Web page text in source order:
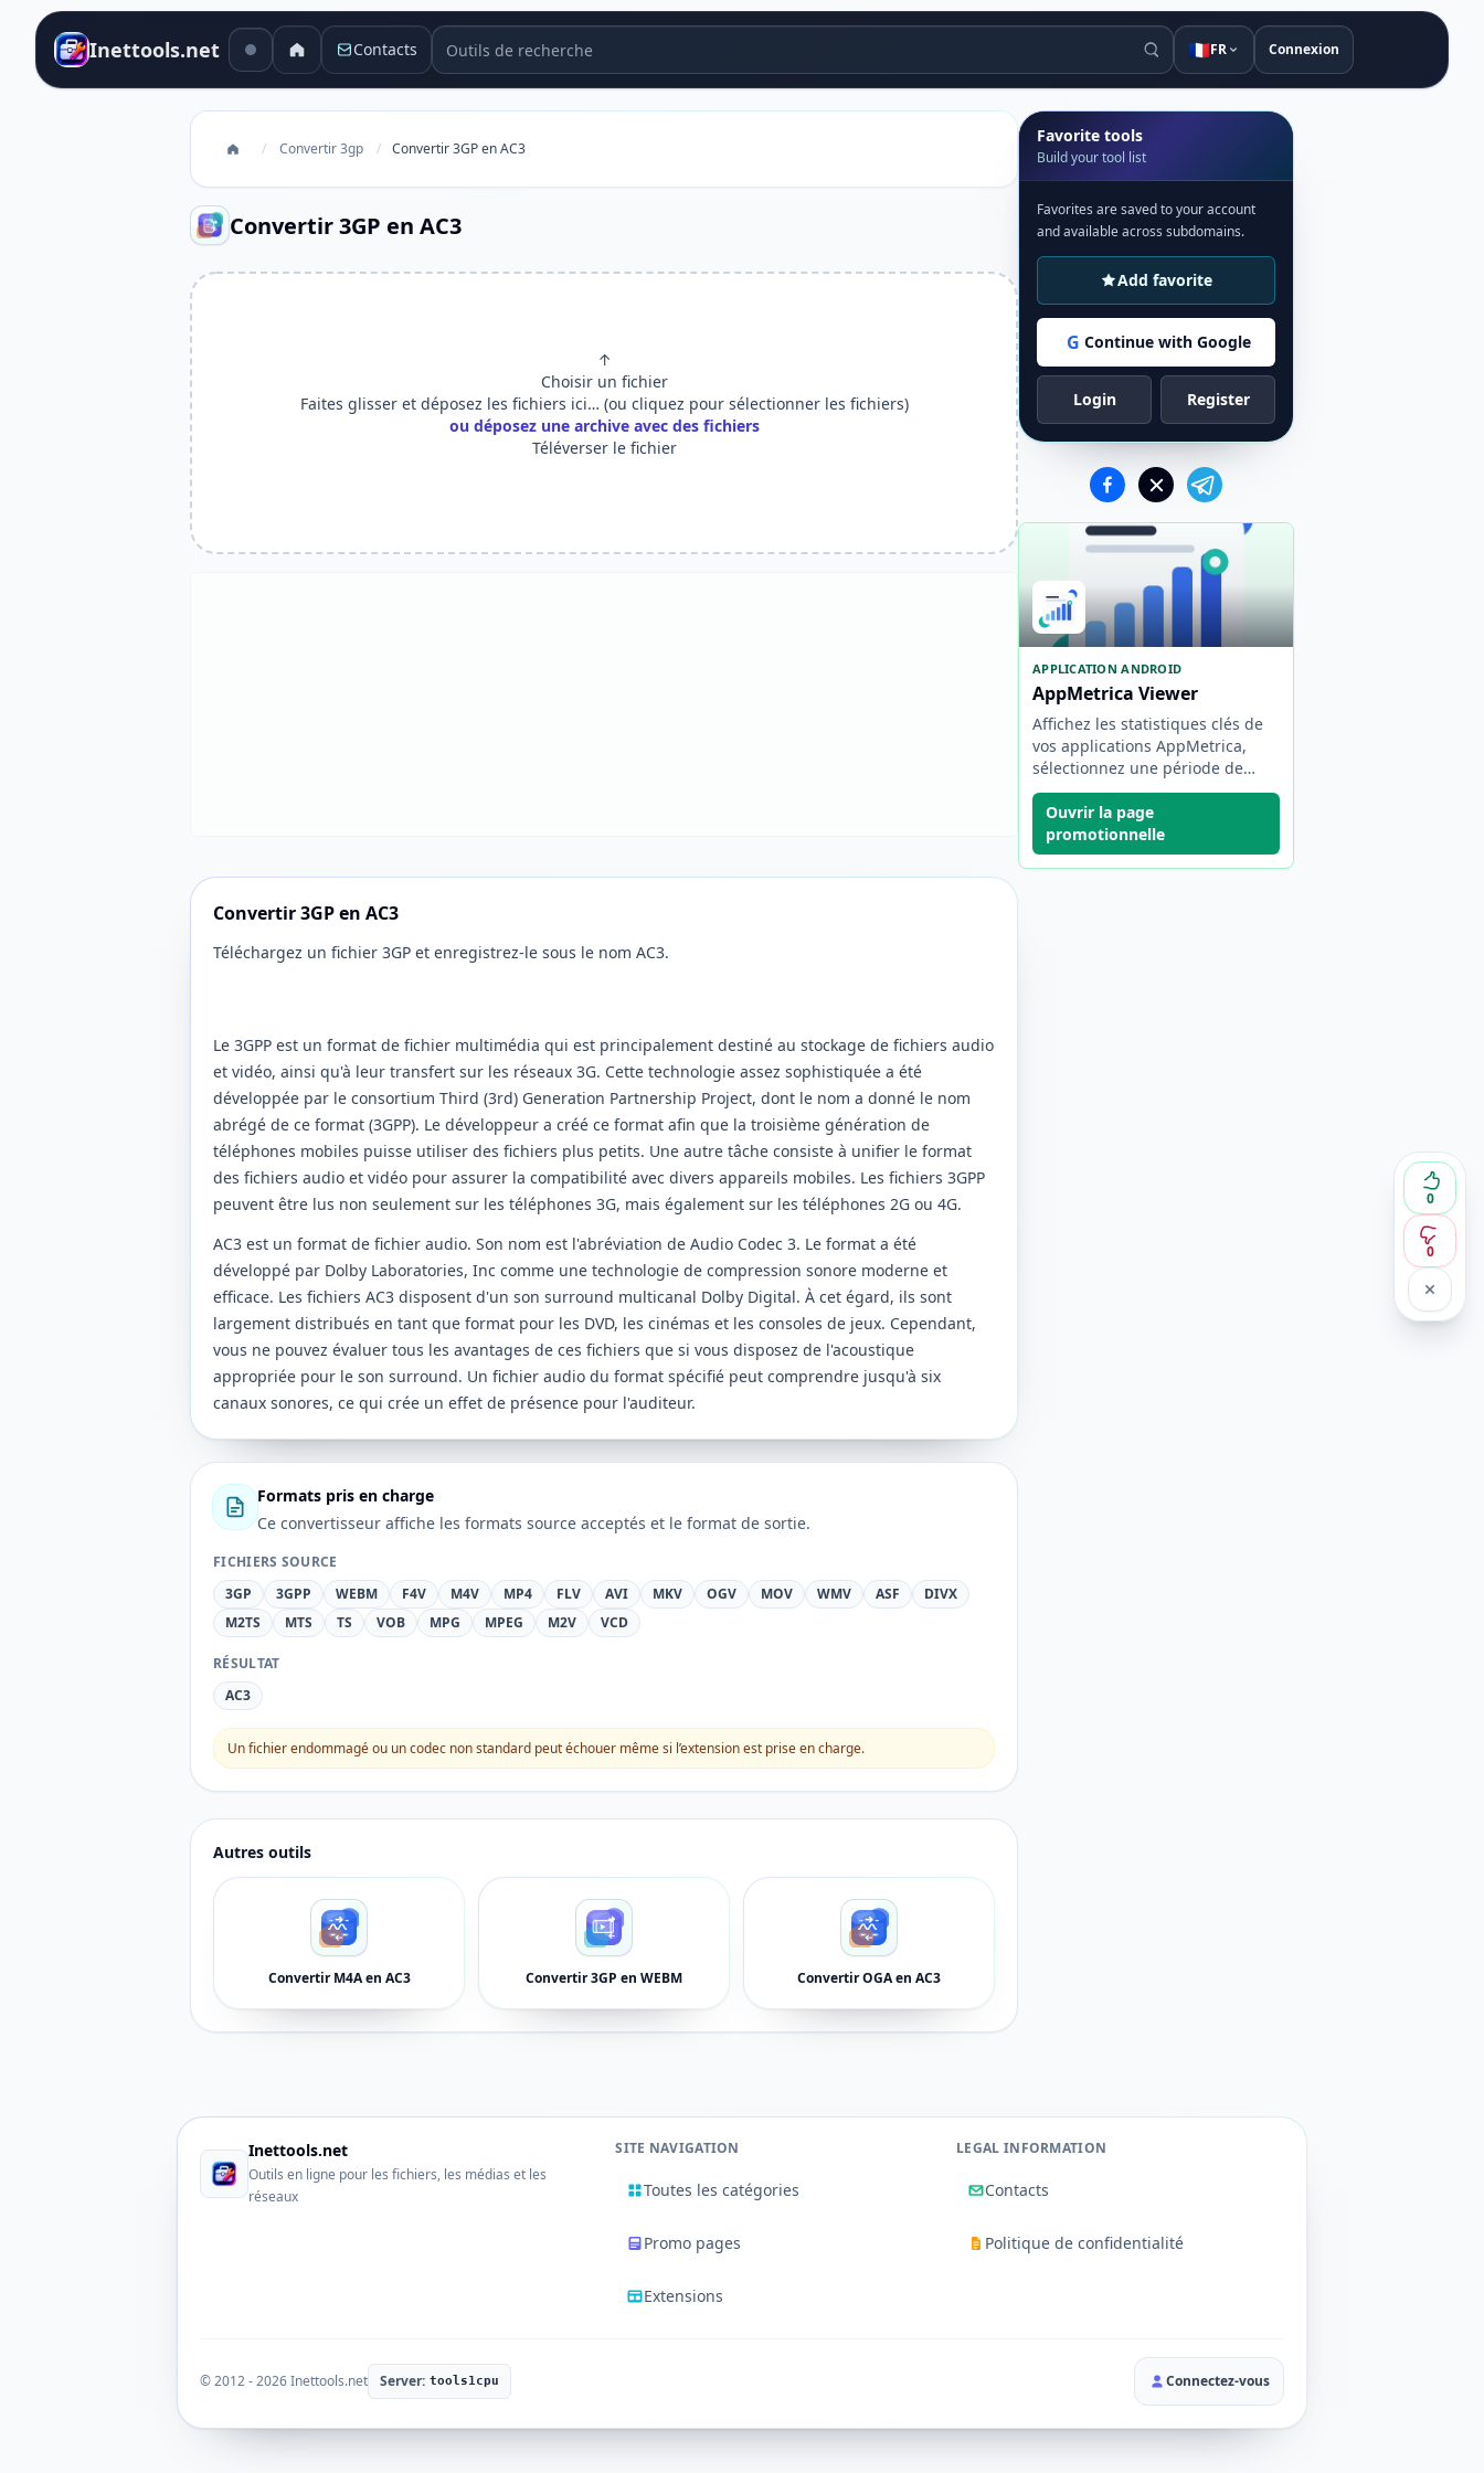
Inettools.net Contacts Outils de recherche 🇫🇷FR Connexion
/ Convertir 3gp / Convertir 3GP en AC3
Convertir 3GP en AC3
0
0
↑
Choisir un fichier
Faites glisser et déposez les fichiers ici… (ou cliquez pour sélectionner les fichiers)
ou déposez une archive avec des fichiers
Téléverser le fichier
Convertir 3GP en AC3
Téléchargez un fichier 3GP et enregistrez-le sous le nom AC3.
Le 3GPP est un format de fichier multimédia qui est principalement destiné au stockage de fichiers audio
et vidéo, ainsi qu'à leur transfert sur les réseaux 3G. Cette technologie assez sophistiquée a été
développée par le consortium Third (3rd) Generation Partnership Project, dont le nom a donné le nom
abrégé de ce format (3GPP). Le développeur a créé ce format afin que la troisième génération de
téléphones mobiles puisse utiliser des fichiers plus petits. Une autre tâche consiste à unifier le format
des fichiers audio et vidéo pour assurer la compatibilité avec divers appareils mobiles. Les fichiers 3GPP
peuvent être lus non seulement sur les téléphones 3G, mais également sur les téléphones 2G ou 4G.
AC3 est un format de fichier audio. Son nom est l'abréviation de Audio Codec 3. Le format a été
développé par Dolby Laboratories, Inc comme une technologie de compression sonore moderne et
efficace. Les fichiers AC3 disposent d'un son surround multicanal Dolby Digital. À cet égard, ils sont
largement distribués en tant que format pour les DVD, les cinémas et les consoles de jeux. Cependant,
vous ne pouvez évaluer tous les avantages de ces fichiers que si vous disposez de l'acoustique
appropriée pour le son surround. Un fichier audio du format spécifié peut comprendre jusqu'à six
canaux sonores, ce qui crée un effet de présence pour l'auditeur.
Formats pris en charge
Ce convertisseur affiche les formats source acceptés et le format de sortie.
FICHIERS SOURCE
3GP
3GPP WEBM F4V M4V MP4 FLV AVI MKV OGV MOV WMV ASF
DIVX
M2TS
MTS TS VOB MPG MPEG M2V VCD
RÉSULTAT
AC3
Un fichier endommagé ou un codec non standard peut échouer même si l’extension est prise en charge.
Autres outils
Convertir M4A en AC3 Convertir 3GP en WEBM Convertir OGA en AC3
Favorite tools
Build your tool list
Favorites are saved to your account
and available across subdomains.
Add favorite
G Continue with Google
Login Register
APPLICATION ANDROID
AppMetrica Viewer
Affichez les statistiques clés de
vos applications AppMetrica,
sélectionnez une période de
rapport et basculez rapidement
entre les projets et les comptes.
Ouvrir la page
promotionnelle
Inettools.net
Outils en ligne pour les fichiers, les médias et les
réseaux
SITE NAVIGATION
Toutes les catégories
Promo pages
Extensions
LEGAL INFORMATION
Contacts
Politique de confidentialité
© 2012 - 2026 Inettools.net Server: tools1cpu Connectez-vous